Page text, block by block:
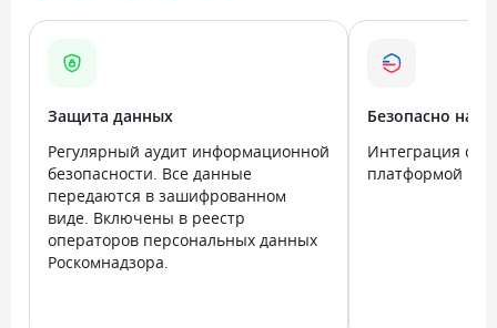
Защита данных
Регулярный аудит информационной
безопасности. Все данные
передаются в зашифрованном
виде. Включены в реестр
операторов персональных данных
Роскомнадзора.
Безопасно на
Интеграция с
платформой